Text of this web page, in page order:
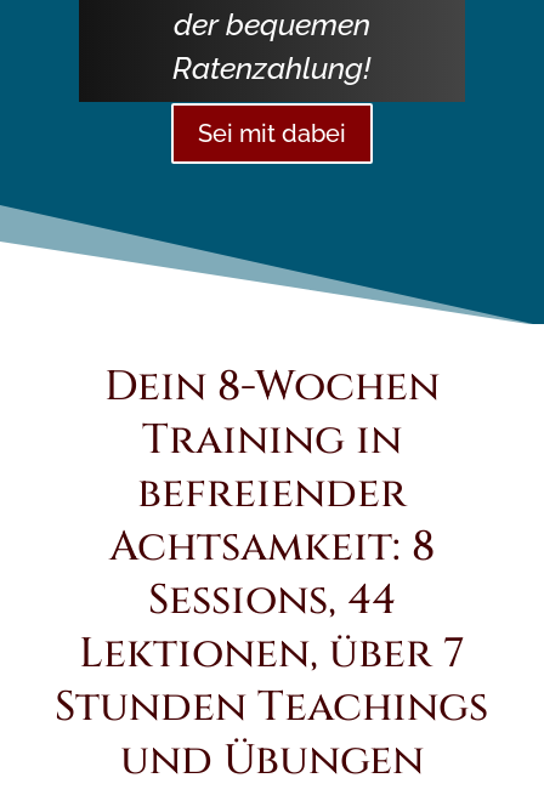
der bequemen
Ratenzahlung!
Sei mit dabei
Dein 8-Wochen
Training in
befreiender
Achtsamkeit: 8
Sessions, 44
Lektionen, über 7
Stunden Teachings
und Übungen